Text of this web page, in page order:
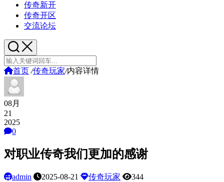
传奇新开
传奇开区
交流论坛
首页 /传奇玩家/内容详情
08月
21
2025
0
对职业传奇我们更加的感谢
admin 2025-08-21 传奇玩家 344